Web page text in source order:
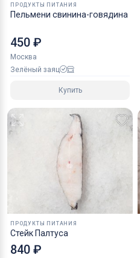
ПРОДУКТЫ ПИТАНИЯ
Пельмени свинина-говядина
450 ₽
Москва
Зелёный заяц
Купить
ПРОДУКТЫ ПИТАНИЯ
Стейк Палтуса
840 ₽